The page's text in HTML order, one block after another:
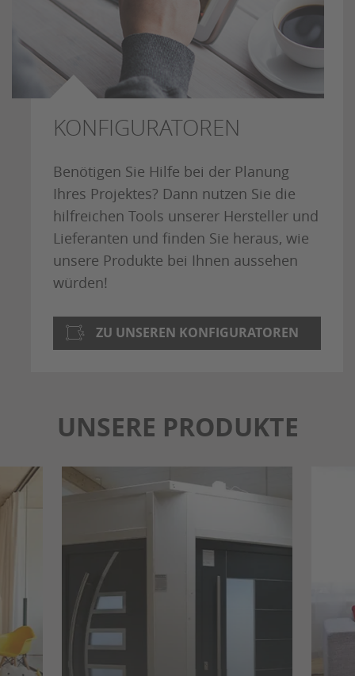
KONFIGURATOREN
Benötigen Sie Hilfe bei der Planung
Ihres Projektes? Dann nutzen Sie die
hilfreichen Tools unserer Hersteller und
Lieferanten und finden Sie heraus, wie
unsere Produkte bei Ihnen aussehen
würden!
ZU UNSEREN KONFIGURATOREN
UNSERE PRODUKTE